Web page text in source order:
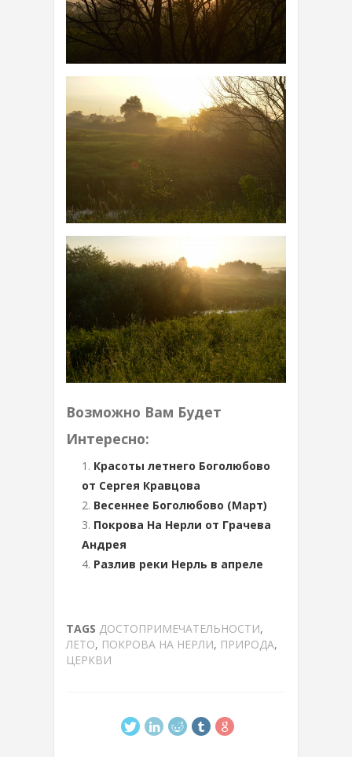
Возможно Вам Будет
Интересно:
Красоты летнего Боголюбово
от Сергея Кравцова
Весеннее Боголюбово (Март)
Покрова На Нерли от Грачева
Андрея
Разлив реки Нерль в апреле
TAGS ДОСТОПРИМЕЧАТЕЛЬНОСТИ,
ЛЕТО, ПОКРОВА НА НЕРЛИ, ПРИРОДА,
ЦЕРКВИ